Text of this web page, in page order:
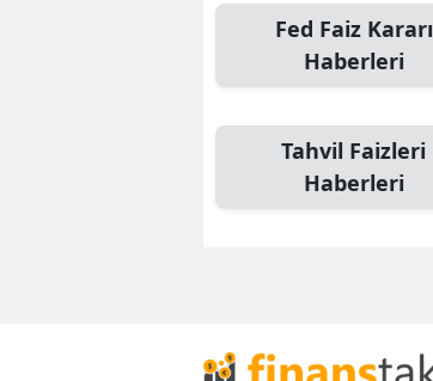
Fed Faiz Kararı
Haberleri
Tahvil Faizleri
Haberleri